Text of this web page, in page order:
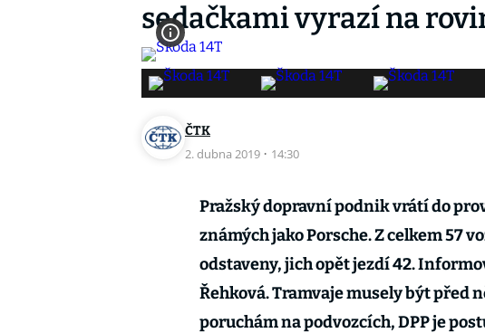
sedačkami vyrazí na
ČTK
2. dubna 2019 · 14:30
Pražský dopravní podnik vrátí do
známých jako Porsche. Z celkem 57
odstaveny, jich opět jezdí 42.
Řehková. Tramvaje musely být před
poruchám na podvozcích, DPP je